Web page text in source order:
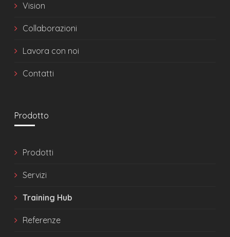
Vision
Collaborazioni
Lavora con noi
Contatti
Prodotto
Prodotti
Servizi
Training Hub
Referenze